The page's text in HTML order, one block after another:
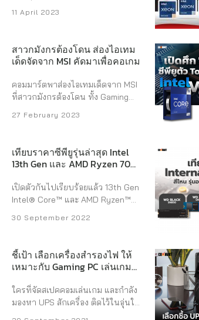
เป็นหน้าจอ ชิปประมวลผล พอร์ต
ฟีเจอร์ช่วยสนับสนุนอีกมากมาย การ
เลือกซื้อจึงจำเป็นต้องดูให้ดีเป็นพิเศษ
จะเลือกใช้ทั้งทีก็ต้องใช้ตัวเครื่องที่
ตอบโจทย์มากที่สุด ได้ในราคาที่คุ้ม
ที่สุด วันนี้ลองมาดูแล็ปท็อปหรือ
โน้ตบุ๊กสายทำงานจาก Lenovo ที่มา
พร้อมโปรโมชั่นพิเศษ สามารถจัด
เด่นในแต่ละรุ่นคือมาพร้อมการ
ออกแบบสำหรับใช้ในระดับองค์กร มี
และสามารถปรับแต่งสเปคเพิ่มเติมได้
ไม่ว่าจะเป็นการเพิ่มความจุแรม
ความจุสตอเรจ หรืออัปเกรดจาก
สิทธิพิเศษมากมาย เช่น ส่วนลดซื้อ
เครื่องสูงสุดถึง 12% และส่วนลดเพิ่ม
เพียงสั่งซื้อภายใน 30 วันหลังจากลง
ทะเบียนเพื่อรับส่วนลด มีผู้ช่วยให้คำ
11 April 2023
สาวกมังกรต้องโดน ส่องไอเทม
เด็ดจัดจาก MSI คัดมาเพื่อคอเกม
คอมมาร์ตพาส่องไอเทมเด็ดจาก MSI
ที่สาวกมังกรต้องโดน ทั้ง Gaming
และ Computer Case และ Gaming
ไหน ไปดู! MSI Cyborg 15 a13v
Cyborg 15 ออกแบบโดย Paul
Cheptea ดีไซน์เนอร์ระดับโลก มาใน
ธีม Cyberpunk สมกับชื่อรุ่นที่ออกไป
ในแนวหุ่นยนต์ คือ Cyborg ครับ จุด
เด่น Cyborg 15 เป็นเครื่องเกมมิ่ง
สไตล์ใหม่ ที่ตอบโจทย์การใช้งานใน
หนักตัวเครื่องไม่ถึง 2 กิโลกรัม และมี
ความบางตัวเครื่องอยู่ที่ 21.95
มิลลิเมตรเท่านั้น มาพร้อมปุ่ม
คีย์บอร์ดแบบ Hotkeys ทั้ง WASD ...
27 February 2023
เทียบราคาซีพียูรุ่นล่าสุด Intel
13th Gen และ AMD Ryzen 7000
เปิดตัวกันไปเรียบร้อยแล้ว 13th Gen
Intel® Core™ และ AMD Ryzen™
Desktop PC รุ่นล่าสุดที่ทุกคนรอคอย
เล็งรุ่นไหน หรืออยากรู้จุดเด่นของทั้ง
สองรุ่น ลองมาดูก่อนได้ 13th Gen
Intel® Core™ รอบนี้มาพร้อมรหัสชิป
“Raptor Lake” พร้อมชูประสิทธิภาพ
Single Thread ที่ดีขึ้น 15% และ
ประสิทธิภาพ Muti Thread ดีขึ้น 41%
30 September 2022
ชี้เป้า เลือกเครื่องสำรองไฟ ให้
เหมาะกับ Gaming PC เล่นเกมได้
ใครที่จัดสเปคคอมเล่นเกม และกำลัง
มองหา UPS สักเครื่อง ติดไว้ในอุ่นใจ